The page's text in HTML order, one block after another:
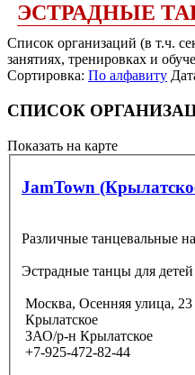
ЭСТРАДНЫЕ
Список организаций (в т.ч.
занятиях, тренировках и
Сортировка: По алфавиту
СПИСОК
Показать на карте
JamTown
Различные танцевальные
Эстрадные танцы для
Москва, Осенняя улица, 23
Крылатское
ЗАО/р-н Крылатское
+7-925-472-82-44